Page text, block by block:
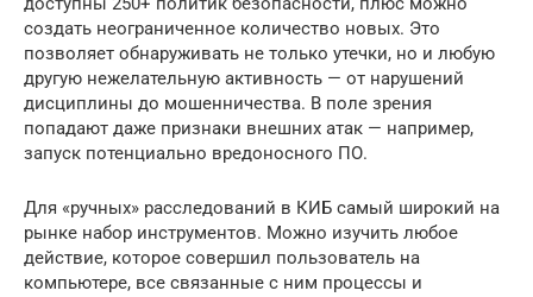
создать неограниченное количество новых. Это
позволяет обнаруживать не только утечки, но и любую
другую нежелательную активность — от нарушений
дисциплины до мошенничества. В поле зрения
попадают даже признаки внешних атак — например,
запуск потенциально вредоносного ПО.
Для «ручных» расследований в КИБ самый широкий на
рынке набор инструментов. Можно изучить любое
действие, которое совершил пользователь на
компьютере, все связанные с ним процессы и